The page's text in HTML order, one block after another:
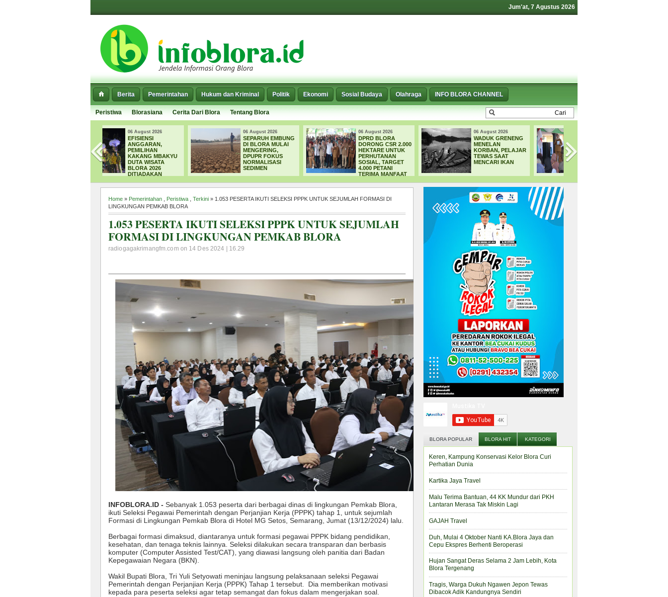
Jum'at, 7 Agustus 2026
Berita Pemerintahan Hukum dan Kriminal Politik Ekonomi Sosial Budaya Olahraga INFO BLORA CHANNEL
Peristiwa Blorasiana Cerita Dari Blora Tentang Blora
KAKANG MBAKYU
06 August 2026
SEPARUH EMBUNG
DI BLORA MULAI
MENGERING,
DPUPR FOKUS
NORMALISASI
SEDIMEN
06 August 2026
DPRD BLORA
DORONG CSR 2.000
HEKTARE UNTUK
PERHUTANAN
SOSIAL, TARGET
4.000 PETANI
TERIMA MANFAAT
06 August 2026
WADUK GRENENG
MENELAN
KORBAN, PELAJAR
TEWAS SAAT
MENCARI IKAN
05 August 2026
4.000 Petani Hutan
Digelontor Bantuan
CSR Jumbo dan
Bibit Ternak Gratis
Home » Pemerintahan Peristiwa Terkini » 1.053 PESERTA IKUTI SELEKSI PPPK UNTUK SEJUMLAH FORMASI DI
LINGKUNGAN PEMKAB BLORA
1.053 PESERTA IKUTI SELEKSI PPPK UNTUK SEJUMLAH
FORMASI DI LINGKUNGAN PEMKAB BLORA
radiogagakrimangfm.com on 14 Des 2024 | 16.29
INFOBLORA.ID - Sebanyak 1.053 peserta dari berbagai dinas di lingkungan Pemkab Blora,
ikuti Seleksi Pegawai Pemerintah dengan Perjanjian Kerja (PPPK) tahap 1, untuk sejumlah
Formasi di Lingkungan Pemkab Blora di Hotel MG Setos, Semarang, Jumat (13/12/2024) lalu.
Berbagai formasi dimaksud, diantaranya untuk formasi pegawai PPPK bidang pendidikan,
kesehatan, dan tenaga teknis lainnya. Seleksi dilakukan secara transparan dan berbasis
komputer (Computer Assisted Test/CAT), yang diawasi langsung oleh panitia dari Badan
Kepegawaian Negara (BKN).
Wakil Bupati Blora, Tri Yuli Setyowati meninjau langsung pelaksanaan seleksi Pegawai
Pemerintah dengan Perjanjian Kerja (PPPK) Tahap 1 tersebut. Dia memberikan motivasi
kepada para peserta seleksi agar tetap semangat dan fokus dalam mengerjakan soal.
BLORA POPULAR BLORA HIT KATEGORI
Keren, Kampung Konservasi Kelor Blora Curi
Perhatian Dunia
Kartika Jaya Travel
Malu Terima Bantuan, 44 KK Mundur dari PKH
Lantaran Merasa Tak Miskin Lagi
GAJAH Travel
Duh, Mulai 4 Oktober Nanti KA.Blora Jaya dan
Cepu Ekspres Berhenti Beroperasi
Hujan Sangat Deras Selama 2 Jam Lebih, Kota
Blora Tergenang
Tragis, Warga Dukuh Ngawen Jepon Tewas
Dibacok Adik Kandungnya Sendiri